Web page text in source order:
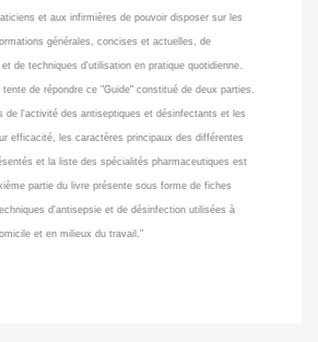
et aux infirmières de pouvoir disposer sur les
générales, concises et actuelles, de
de techniques d'utilisation en pratique quotidienne.
de répondre ce "Guide" constitué de deux parties.
de l'activité des antiseptiques et désinfectants et les
efficacité, les caractères principaux des différentes
et la liste des spécialités pharmaceutiques est
partie du livre présente sous forme de fiches
d'antisepsie et de désinfection utilisées à
et en milieux du travail."